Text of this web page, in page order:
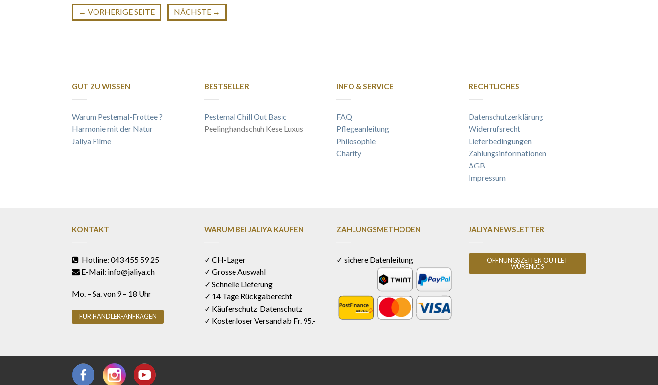
← VORHERIGE SEITE NÄCHSTE →
GUT ZU WISSEN
Warum Pestemal-Frottee ?
Harmonie mit der Natur
Jaliya Filme
BESTSELLER
Pestemal Chill Out Basic
Peelinghandschuh Kese Luxus
INFO & SERVICE
FAQ
Pflegeanleitung
Philosophie
Charity
RECHTLICHES
Datenschutzerklärung
Widerrufsrecht
Lieferbedingungen
Zahlungsinformationen
AGB
Impressum
KONTAKT
Hotline: 043 455 59 25
E-Mail: info@jaliya.ch
Mo. – Sa. von 9 – 18 Uhr
FÜR HÄNDLER-ANFRAGEN
WARUM BEI JALIYA KAUFEN
✓ CH-Lager
✓ Grosse Auswahl
✓ Schnelle Lieferung
✓ 14 Tage Rückgaberecht
✓ Käuferschutz, Datenschutz
✓ Kostenloser Versand ab Fr. 95.-
ZAHLUNGSMETHODEN
✓ sichere Datenleitung
JALIYA NEWSLETTER
ÖFFNUNGSZEITEN OUTLET
WÜRENLOS